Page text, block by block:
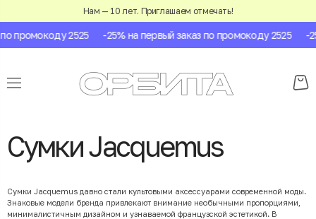
Нам — 10 лет. Приглашаем отмечать!
2525 -25% на первый заказ по промокоду 2525 -25%
Сумки Jacquemus
Сумки Jacquemus давно стали культовыми аксессуарами современной моды.
Знаковые модели бренда привлекают внимание необычными пропорциями,
минималистичным дизайном и узнаваемой французской эстетикой. В